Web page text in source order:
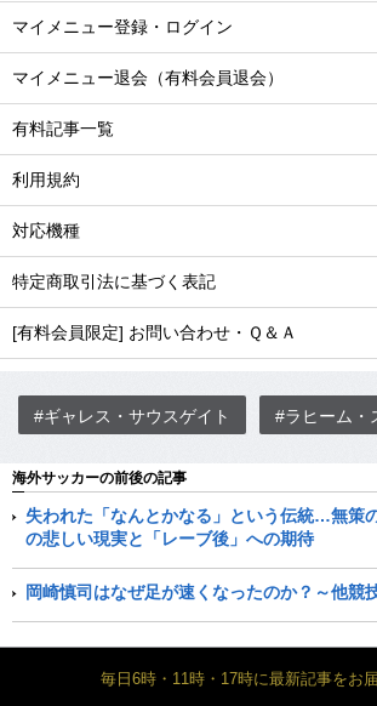
マイメニュー登録・ログイン
マイメニュー退会（有料会員退会）
有料記事一覧
利用規約
対応機種
特定商取引法に基づく表記
[有料会員限定] お問い合わせ・Ｑ＆Ａ
#ギャレス・サウスゲイト #ラヒーム・
海外サッカーの前後の記事
失われた「なんとかなる」という伝統…無策
の悲しい現実と「レーブ後」への期待
岡崎慎司はなぜ足が速くなったのか？～他競
毎日6時・11時・17時に最新記事をお